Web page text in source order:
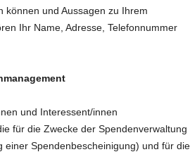
können und Aussagen zu Ihrem
Ihr Name, Adresse, Telefonnummer
und Interessent/innen
für die Zwecke der Spendenverwaltung
einer Spendenbescheinigung) und für die